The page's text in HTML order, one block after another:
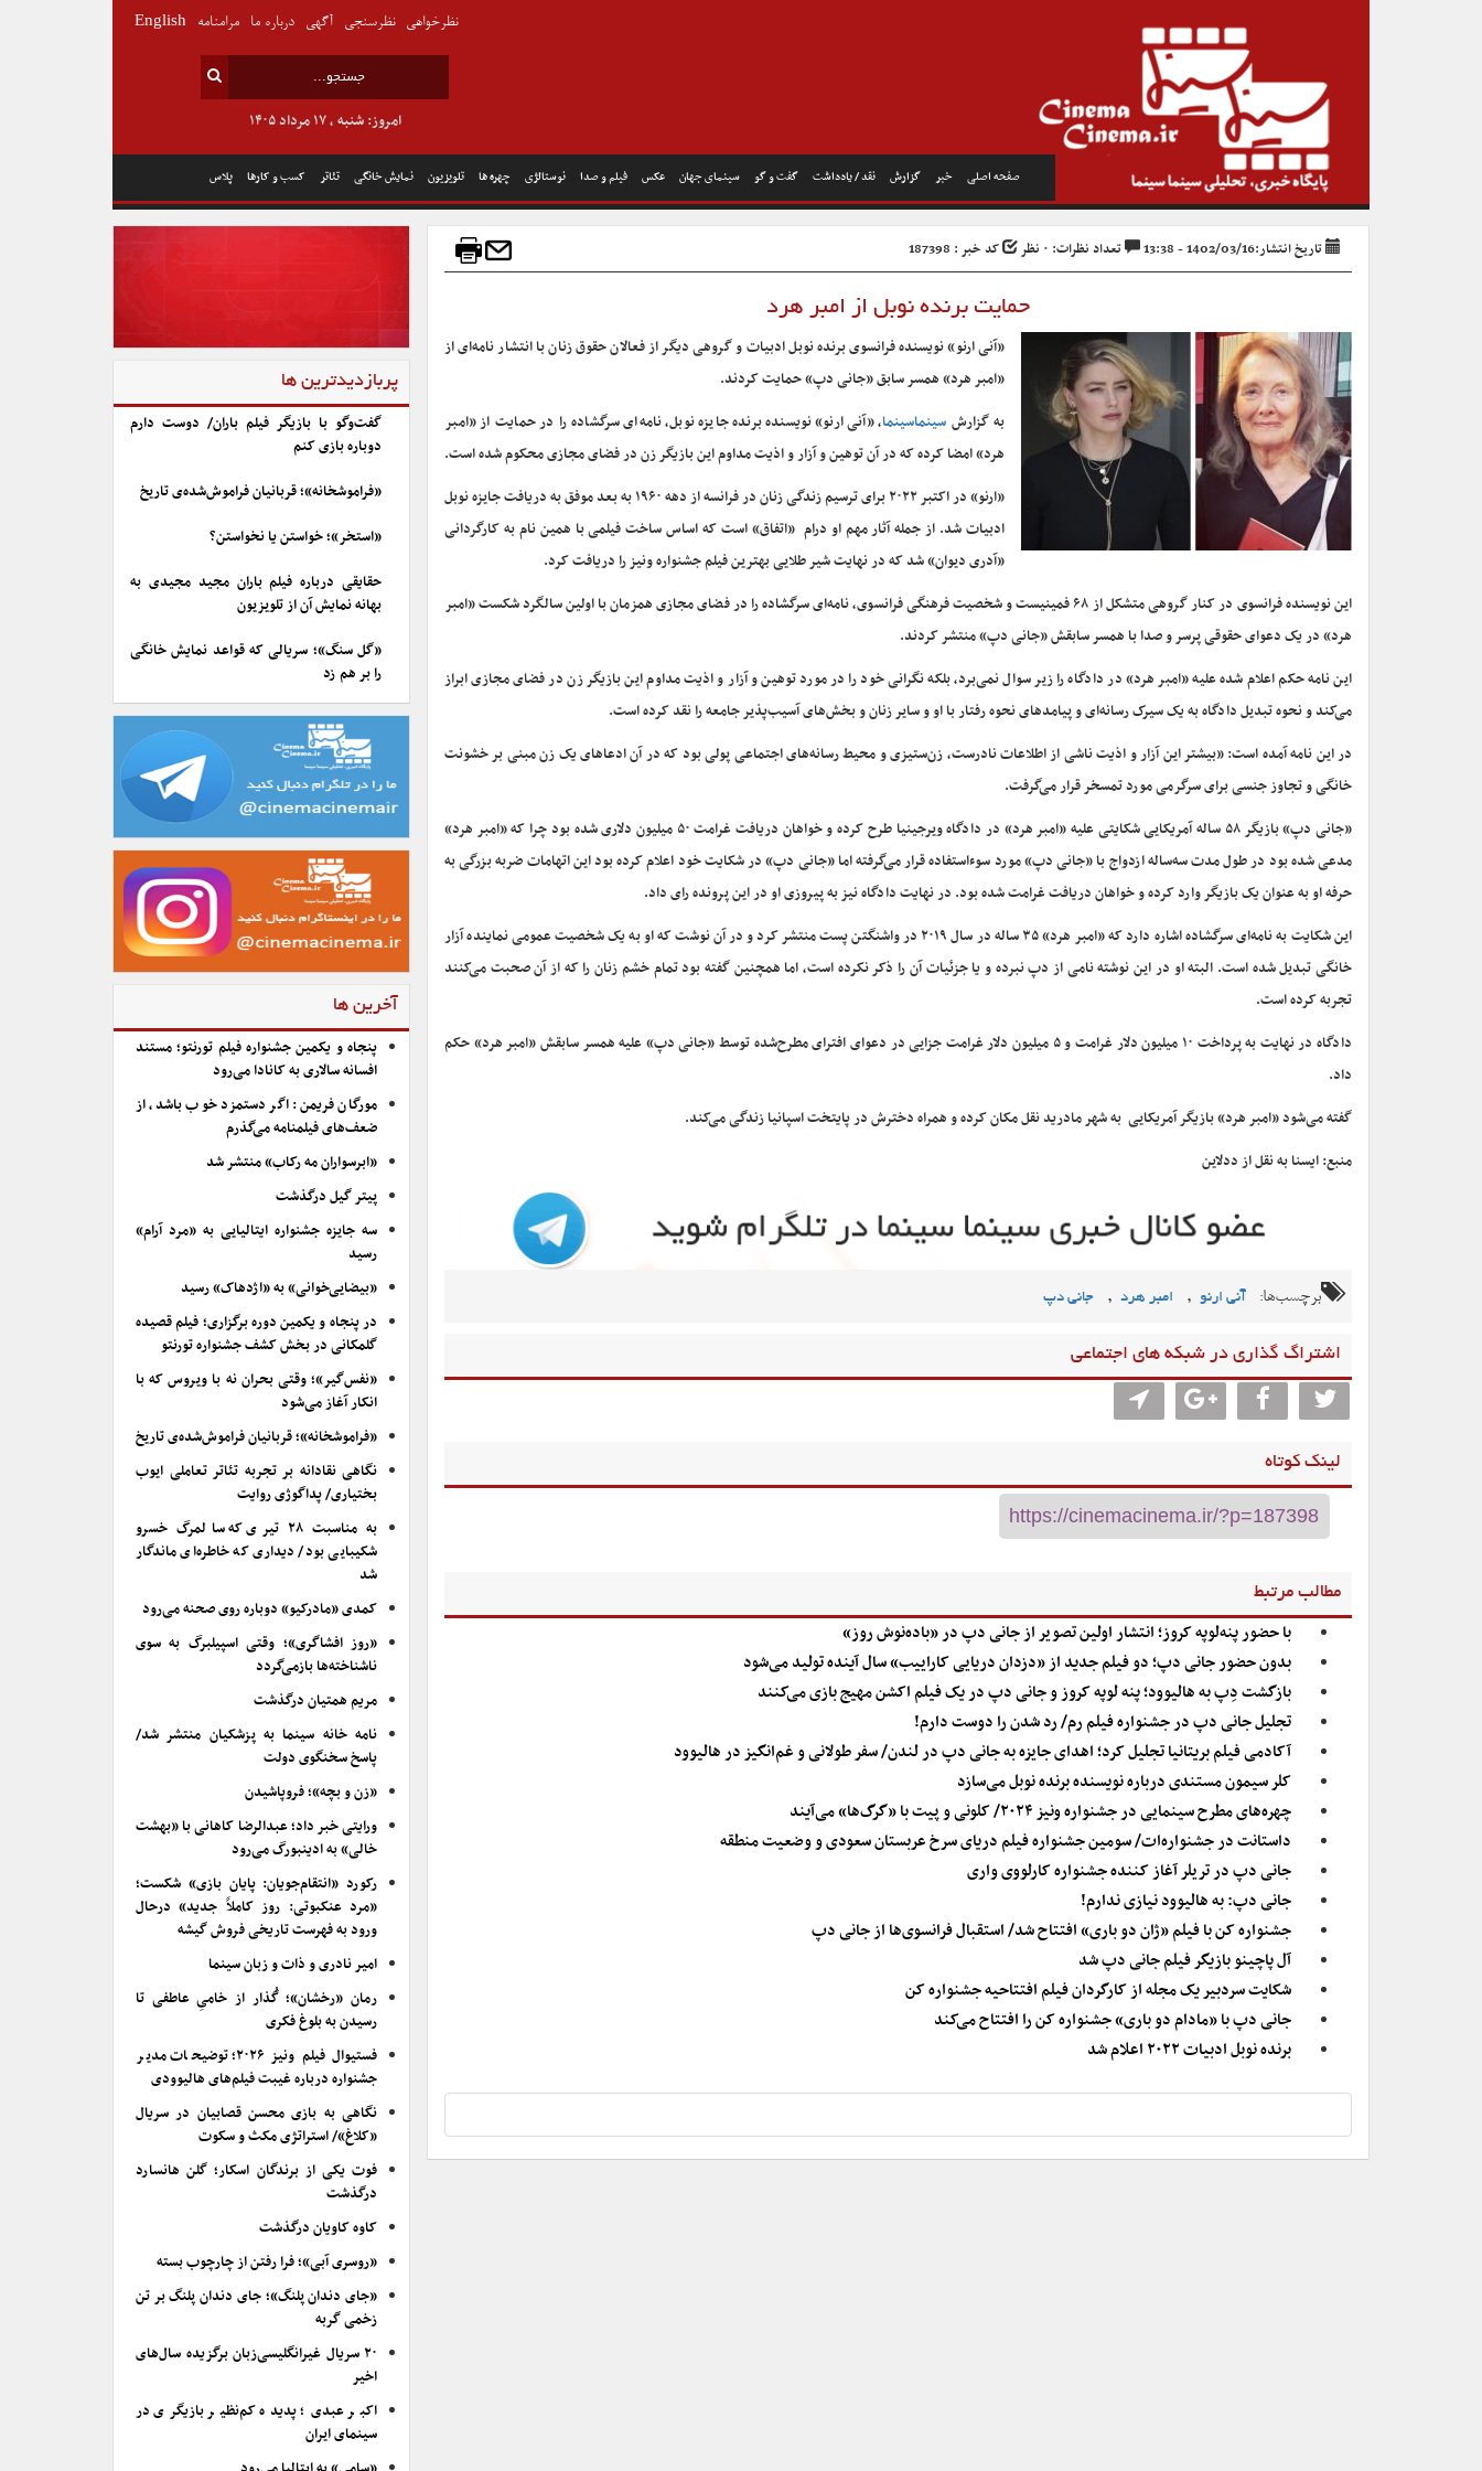
صفحه اصلی خبر گزارش نقد / یادداشت گفت و گو سینمای جهان عکس فیلم و صدا نوستالژی چهره ها تلویزیون نمایش خانگی تئاتر کسب و کارها پلاس
امروز: شنبه , ۱۷ مرداد ۱۴۰۵
نظرخواهی نظرسنجی آگهی درباره ما مرامنامه English
تاریخ انتشار:1402/03/16 - 13:38 تعداد نظرات: ۰ نظر کد خبر : 187398
حمایت برنده نوبل از امبر هرد
«آنی ارنو» نویسنده فرانسوی برنده نوبل ادبیات و گروهی دیگر از فعالان حقوق زنان با انتشار نامه‌ای از
«امبر هرد» همسر سابق «جانی دپ» حمایت کردند.
به گزارش سینماسینما، «آنی ارنو» نویسنده برنده جایزه نوبل، نامه‌ای سرگشاده را در حمایت از «امبر
هرد» امضا کرده که در آن توهین و آزار و اذیت مداوم این بازیگر زن در فضای مجازی محکوم شده است.
«ارنو» در اکتبر ۲۰۲۲ برای ترسیم زندگی زنان در فرانسه از دهه ۱۹۶۰ به بعد موفق به دریافت جایزه نوبل
ادبیات شد. از جمله آثار مهم او درام «اتفاق» است که اساس ساخت فیلمی با همین نام به کارگردانی
«آدری دیوان» شد که در نهایت شیر طلایی بهترین فیلم جشنواره ونیز را دریافت کرد.
این نویسنده فرانسوی در کنار گروهی متشکل از ۶۸ فمینیست و شخصیت فرهنگی فرانسوی، نامه‌ای سرگشاده‌ را در فضای مجازی همزمان با اولین سالگرد شکست «امبر
هرد» در یک دعوای حقوقی پرسر و صدا با همسر سابقش «جانی دپ» منتشر کردند.
این نامه حکم اعلام‌ شده علیه «امبر هرد» در دادگاه را زیر سوال نمی‌برد، بلکه نگرانی خود را در مورد توهین و آزار و اذیت مداوم این بازیگر زن در فضای مجازی ابراز
می‌کند و نحوه تبدیل دادگاه به یک سیرک رسانه‌ای و پیامدهای نحوه رفتار با او و سایر زنان و بخش‌های آسیب‌پذیر جامعه را نقد کرده است.
در این نامه آمده است: «بیشتر این آزار و اذیت ناشی از اطلاعات نادرست، زن‌ستیزی و محیط رسانه‌های اجتماعی پولی بود که در آن ادعاهای یک زن مبنی بر خشونت
خانگی و تجاوز جنسی برای سرگرمی مورد تمسخر قرار می‌گرفت.
«جانی دپ» بازیگر ۵۸ ساله آمریکایی شکایتی علیه «امبر هرد» در دادگاه ویرجینیا طرح کرده و خواهان دریافت غرامت ۵۰ میلیون دلاری شده بود چرا که «امبر هرد»
مدعی شده بود در طول مدت سه‌ساله ازدواج با «جانی دپ» مورد سوءاستفاده قرار می‌گرفته اما «جانی دپ» در شکایت خود اعلام کرده بود این اتهامات ضربه بزرگی به
حرفه او به عنوان یک بازیگر وارد کرده و خواهان دریافت غرامت شده بود. در نهایت دادگاه نیز به پیروزی او در این پرونده رای داد.
این شکایت به نامه‌ای سرگشاده‌ اشاره دارد که «امبر هرد» ۳۵ ساله در سال ۲۰۱۹ در واشنگتن پست منتشر کرد و در آن نوشت که او به یک شخصیت عمومی نماینده آزار
خانگی تبدیل شده است. البته او در این نوشته نامی از دپ نبرده و یا جزئیات آن را ذکر نکرده است، اما همچنین گفته بود تمام خشم زنان را که از آن صحبت می‌کنند
تجربه کرده است.
دادگاه در نهایت به پرداخت ۱۰ میلیون دلار غرامت و ۵ میلیون دلار غرامت جزایی در دعوای افترای مطرح‌شده توسط «جانی دپ» علیه همسر سابقش «امبر هرد» حکم
داد.
گفته می‌شود «امبر هرد» بازیگر آمریکایی به شهر مادرید نقل مکان کرده و همراه دخترش در پایتخت اسپانیا زندگی می‌کند.
منبع: ایسنا به نقل از ددلاین
برچسب‌ها: آنی ارنو , امبر هرد , جانی دپ
اشتراگ گذاری در شبکه های اجتماعی
لینک کوتاه
مطالب مرتبط
با حضور پنه‌لوپه کروز؛ انتشار اولین تصویر از جانی دپ در «باده‌نوش روز»
بدون حضور جانی دپ؛ دو فیلم‌ جدید از «دزدان دریایی کاراییب» سال آینده تولید می‌شود
بازگشت دِپ به هالیوود؛ پنه لوپه کروز و جانی دپ در یک فیلم اکشن مهیج بازی می‌کنند
تجلیل جانی دپ در جشنواره فیلم رم/ رد شدن را دوست دارم!
آکادمی فیلم بریتانیا تجلیل کرد؛ اهدای جایزه به جانی دپ در لندن/ سفر طولانی و غم‌انگیز در هالیوود
کلر سیمون مستندی درباره نویسنده برنده نوبل می‌سازد
چهره‌های مطرح سینمایی در جشنواره ونیز ۲۰۲۴/ کلونی و پیت با «گرگ‌ها» می‌آیند
داستانت در جشنواره‌ات/ سومین جشنواره فیلم دریای سرخ عربستان سعودی و وضعیت منطقه
جانی دپ در تریلر آغاز کننده جشنواره کارلووی واری
جانی دپ: به هالیوود نیازی ندارم!
جشنواره کن با فیلم «ژان دو باری» افتتاح شد/ استقبال فرانسوی‌ها از جانی دپ
آل پاچینو بازیگر فیلم جانی دپ شد
شکایت سردبیر یک مجله از کارگردان فیلم افتتاحیه جشنواره کن
جانی دپ با «مادام دو باری» جشنواره کن را افتتاح می‌کند
برنده نوبل ادبیات ۲۰۲۲ اعلام شد
پربازدیدترین ها
گفت‌وگو با بازیگر فیلم باران/ دوست دارم
دوباره بازی کنم
«فراموشخانه»؛ قربانیان فراموش‌شده‌ی تاریخ
«استخر»؛ خواستن یا نخواستن؟
حقایقی درباره فیلم باران مجید مجیدی به
بهانه نمایش آن از تلویزیون
«گل سنگ»؛ سریالی که قواعد نمایش خانگی
را بر هم زد
آخرین ها
پنجاه و یکمین جشنواره فیلم تورنتو؛ مستند
افسانه سالاری به کانادا می‌رود
مورگان فریمن: اگر دستمزد خوب باشد، از
ضعف‌های فیلمنامه می‌گذرم
«ابرسواران مه رکاب» منتشر شد
پیتر گیل درگذشت
سه جایزه جشنواره ایتالیایی به «مرد آرام»
رسید
«بیضایی‌خوانی» به «اژدهاک» رسید
در پنجاه و یکمین دوره برگزاری؛ فیلم قصیده
گلمکانی در بخش کشف جشنواره تورنتو
«نفس‌گیر»؛ وقتی بحران نه با ویروس که با
انکار آغاز می‌شود
«فراموشخانه»؛ قربانیان فراموش‌شده‌ی تاریخ
نگاهی نقادانه بر تجربه تئاتر تعاملی ایوب
بختیاری/ پداگوژی روایت
به مناسبت ۲۸ تیری که سالمرگ خسرو
شکیبایی بود/ دیداری که خاطره‌ای ماندگار
شد
کمدی «مادرکیو» دوباره روی صحنه می‌رود
«روز افشاگری»؛ وقتی اسپیلبرگ به سوی
ناشناخته‌ها بازمی‌گردد
مریم همتیان درگذشت
نامه خانه سینما به پزشکیان منتشر شد/
پاسخ سخنگوی دولت
«زن و بچه»؛ فروپاشیدن
ورایتی خبر داد؛ عبدالرضا کاهانی با «بهشت
خالی» به ادینبورگ می‌رود
رکورد «انتقام‌جویان: پایان بازی» شکست؛
«مرد عنکبوتی: روز کاملاً جدید» درحال
ورود به فهرست تاریخی فروش گیشه
امیر نادری و ذات و زبان سینما
رمان «رخشان»؛ گُذار از خامیِ عاطفی تا
رسیدن به بلوغ فکری
فستیوال فیلم ونیز ۲۰۲۶؛ توضیحات مدیر
جشنواره درباره غیبت فیلم‌های هالیوودی
نگاهی به بازی محسن قصابیان در سریال
«کلاغ»/ استراتژی مکث و سکوت
فوت یکی از برندگان اسکار؛ گلن هانسارد
درگذشت
کاوه کاویان درگذشت
«روسری آبی»؛ فرا رفتن از چارچوب بسته
«جای دندان پلنگ»؛ جای دندان پلنگ بر تن
زخمی گربه
۲۰ سریال غیرانگلیسی‌زبان برگزیده سال‌های
اخیر
اکبر عبدی؛ پدیده کم‌نظیر بازیگری در
سینمای ایران